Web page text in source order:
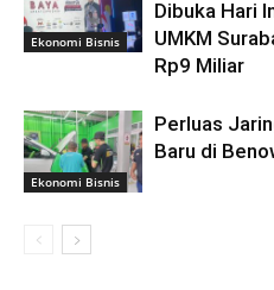
Ekonomi Bisnis
Dibuka Hari
UMKM
Rp9 Miliar
Ekonomi Bisnis
Perluas
Baru di